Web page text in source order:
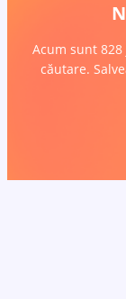
Acum sunt
căutare.